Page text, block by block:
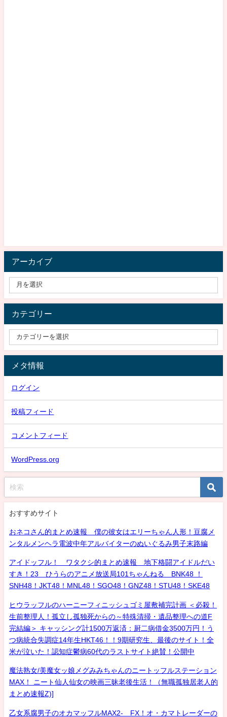
アーカイブ
カテゴリー
メタ情報
ログイン
投稿フィード
コメントフィード
WordPress.org
おすすめサイト
おネコさん的まとめ速報 僕の彼女はエリーちゃん人形！豆腐メ
ンタルメンヘラ電波中年アルバイターのぬいぐるみ男子末路編
アイドッフル！ ワタクシ的まとめ速報 地下格闘アイドルだい
すき！23 ひうらのアニメ放送局101ちゃんねる BNK48 ！
SNH48！JKT48！MNL48！SGO48！GNZ48！STU48！SKE48
ヒウラッフルのハーニーフィニッシュゴミ屋敷補完計画 ＜必殺！
生前整理人！孤立し孤独死からの～特殊清掃・遺品整理への道F
完結編＞ キャッシング計1500万返済：厨二病借金3500万円！う
つ病統合失調症14年生HKT46！！9期研究生、最後のサイト！全
米が泣いた！認知症鬱病60代のラストサイト絶賛！公開中
魔法熟女/美魔女ッ娘メグみみちゃんのニートッフルステーション
MAX！ ニート仙人仙女の映画三昧老後生活！（無職孤独居老人的
まとめ速報Z)]
乙女系腐男子のオカマッフルMAX2- FX！オ・カマトレーダーの